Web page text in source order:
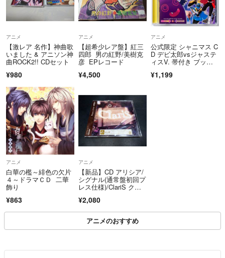
ご注文後のキャンセルは承ることができませんので、あらかじめご了承
ください。
■返品・交換について■
お客様都合による交換は受け付けておりません。商品の不備・不具合な
どにより、返品または交換をご希望の場合は、取引ページよりご連絡く
ださい。メールにてお返事させていただきます。
こちらのアカウントはラクマ公式パートナーの古本買取通販ドットコム
株式会社によって運営されています。
▼特商法
https://fril.jp/ts/official/law/mot/
▼返品特約
https://fril.jp/ts/official/law/mot/#return_policy
▼古物商許可番号
第471142000205号/山梨県公安委員会
▼適格請求書発行事業者登録番号
アニメ
【激レア 名作】神曲歌
いました & アニソン神
曲ROCK2!! CDセット
¥980
アニメ
【超希少レア盤】紅三
四郎 男の紅野/美樹克
彦 EPレコード
¥4,500
アニメ
公式限定 シャニマス C
D デビ太郎vsジャステ
ィスV. 帯付き ブック
¥1,199
アニメ
白華の檻～緋色の欠片
４～ドラマＣＤ 二華
飾り
¥863
アニメ
【新品】CD アリシア/
シグナル(通常盤初回プ
レス仕様)/ClariS クラ
ド 魔法少女まどか☆マ
¥2,080
アニメのおすすめ